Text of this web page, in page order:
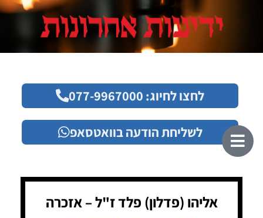
לחצו לחיוג: 077-9967000
לשליחת הודעה בוואטסאפ
אליהו (פדלון) פלד ז"ל – אזכרה